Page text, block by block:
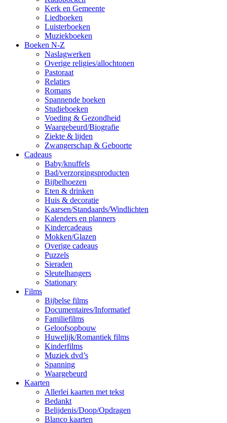
Kerk en Gemeente
Liedboeken
Luisterboeken
Muziekboeken
Boeken N-Z
Naslagwerken
Overige religies/allochtonen
Pastoraat
Relaties
Romans
Spannende boeken
Studieboeken
Voeding & Gezondheid
Waargebeurd/Biografie
Ziekte & lijden
Zwangerschap & Geboorte
Cadeaus
Baby/knuffels
Bad/verzorgingsproducten
Bijbelhoezen
Eten & drinken
Huis & decoratie
Kaarsen/Standaards/Windlichten
Kalenders en planners
Kindercadeaus
Mokken/Glazen
Overige cadeaus
Puzzels
Sieraden
Sleutelhangers
Stationary
Films
Bijbelse films
Documentaires/Informatief
Familiefilms
Geloofsopbouw
Huwelijk/Romantiek films
Kinderfilms
Muziek dvd’s
Spanning
Waargebeurd
Kaarten
Allerlei kaarten met tekst
Bedankt
Belijdenis/Doop/Opdragen
Blanco kaarten